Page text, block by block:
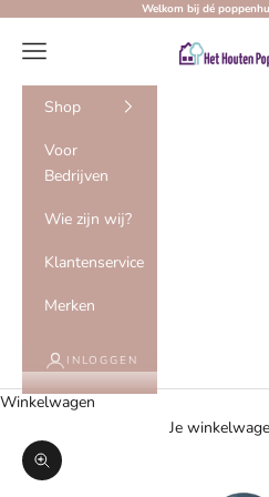
Welkom bij dé
Het Houten
Menu
Shop
Voor
Bedrijven
Wie zijn wij?
Klantenservice
Merken
INLOGGEN
Winkelwagen
Je
In-/uitzoomen